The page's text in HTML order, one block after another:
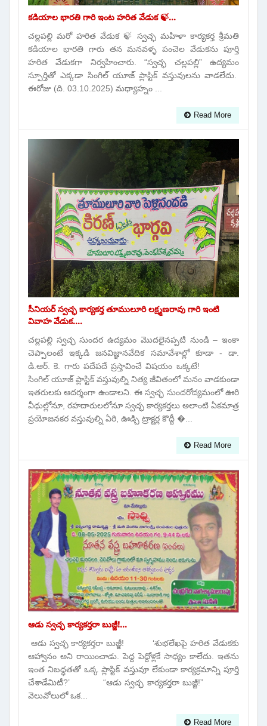
కడియాల భారతి గారి ఇంట హరిత వేడుక 🍃...
చల్లపల్లి మరో హరిత వేడుక 🍃 స్వచ్ఛ మహిళా కార్యకర్త శ్రీమతి
కడియాల భారతి గారు తన మనవళ్ళ పంచెల వేడుకను పూర్తి
హరిత వేడుకగా నిర్వహించారు. “స్వచ్ఛ చల్లపల్లి” ఉద్యమం
స్పూర్తితో ఎక్కడా సింగిల్ యూజ్ ప్లాస్టిక్ వస్తువులను వాడలేదు.
ఈరోజు (ది. 03.10.2025) మధ్యాహ్నం ...
Read More
సీనియర్ స్వచ్ఛ కార్యకర్త తూములూరి లక్ష్మణరావు గారి ఇంటి
వివాహ వేడుక....
చల్లపల్లి స్వచ్ఛ సుందర ఉద్యమం మొదలైనప్పటి నుండి – ఇంకా
చెప్పాలంటే ఇక్కడి జనవిజ్ఞానవేదిక సమావేశాల్లో కూడా - డా.
డి‌.ఆర్‌. కె. గారు పదేపదే ప్రస్తావించే విషయం ఒక్కటే!
సింగిల్ యూజ్ ప్లాస్టిక్ వస్తువుల్ని నిత్య జీవితంలో మనం వాడకుండా
ఇతరులకు ఆదర్శంగా ఉండాలని. ఈ స్వచ్ఛ సుందరోద్యమంలో ఊరి
వీధుల్లోనూ, రహదారులలోనూ స్వచ్ఛ కార్యకర్తలు అలాంటి ఏకమాత్ర
ప్రయోజనకర వస్తువుల్ని ఏరి, ఊడ్చి ట్రాక్టర్ల కొద్దీ �...
Read More
ఆడు స్వచ్ఛ కార్యకర్తరా బుజ్జీ!...
ఆడు స్వచ్ఛ కార్యకర్తరా బుజ్జీ! ‘శుభలేఖపై హరిత వేడుకకు
ఆహ్వానం అని రాయించాడు. పెద్ద పెద్దోళ్లకే సాధ్యం కాలేదు. ఇతను
ఇంత నిబద్ధతతో ఒక్క ప్లాస్టిక్ వస్తువూ లేకుండా కార్యక్రమాన్ని పూర్తి
చేశాడేమిటీ?’ “ఆడు స్వచ్ఛ కార్యకర్తరా బుజ్జీ!”
వెలువోలులో ఒక...
Read More